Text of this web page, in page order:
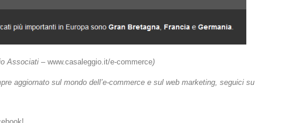
Associati –www.casaleggio.it/e-commerce)
aggiornato sul mondo dell’e-commerce e sul web marketing, seguici su